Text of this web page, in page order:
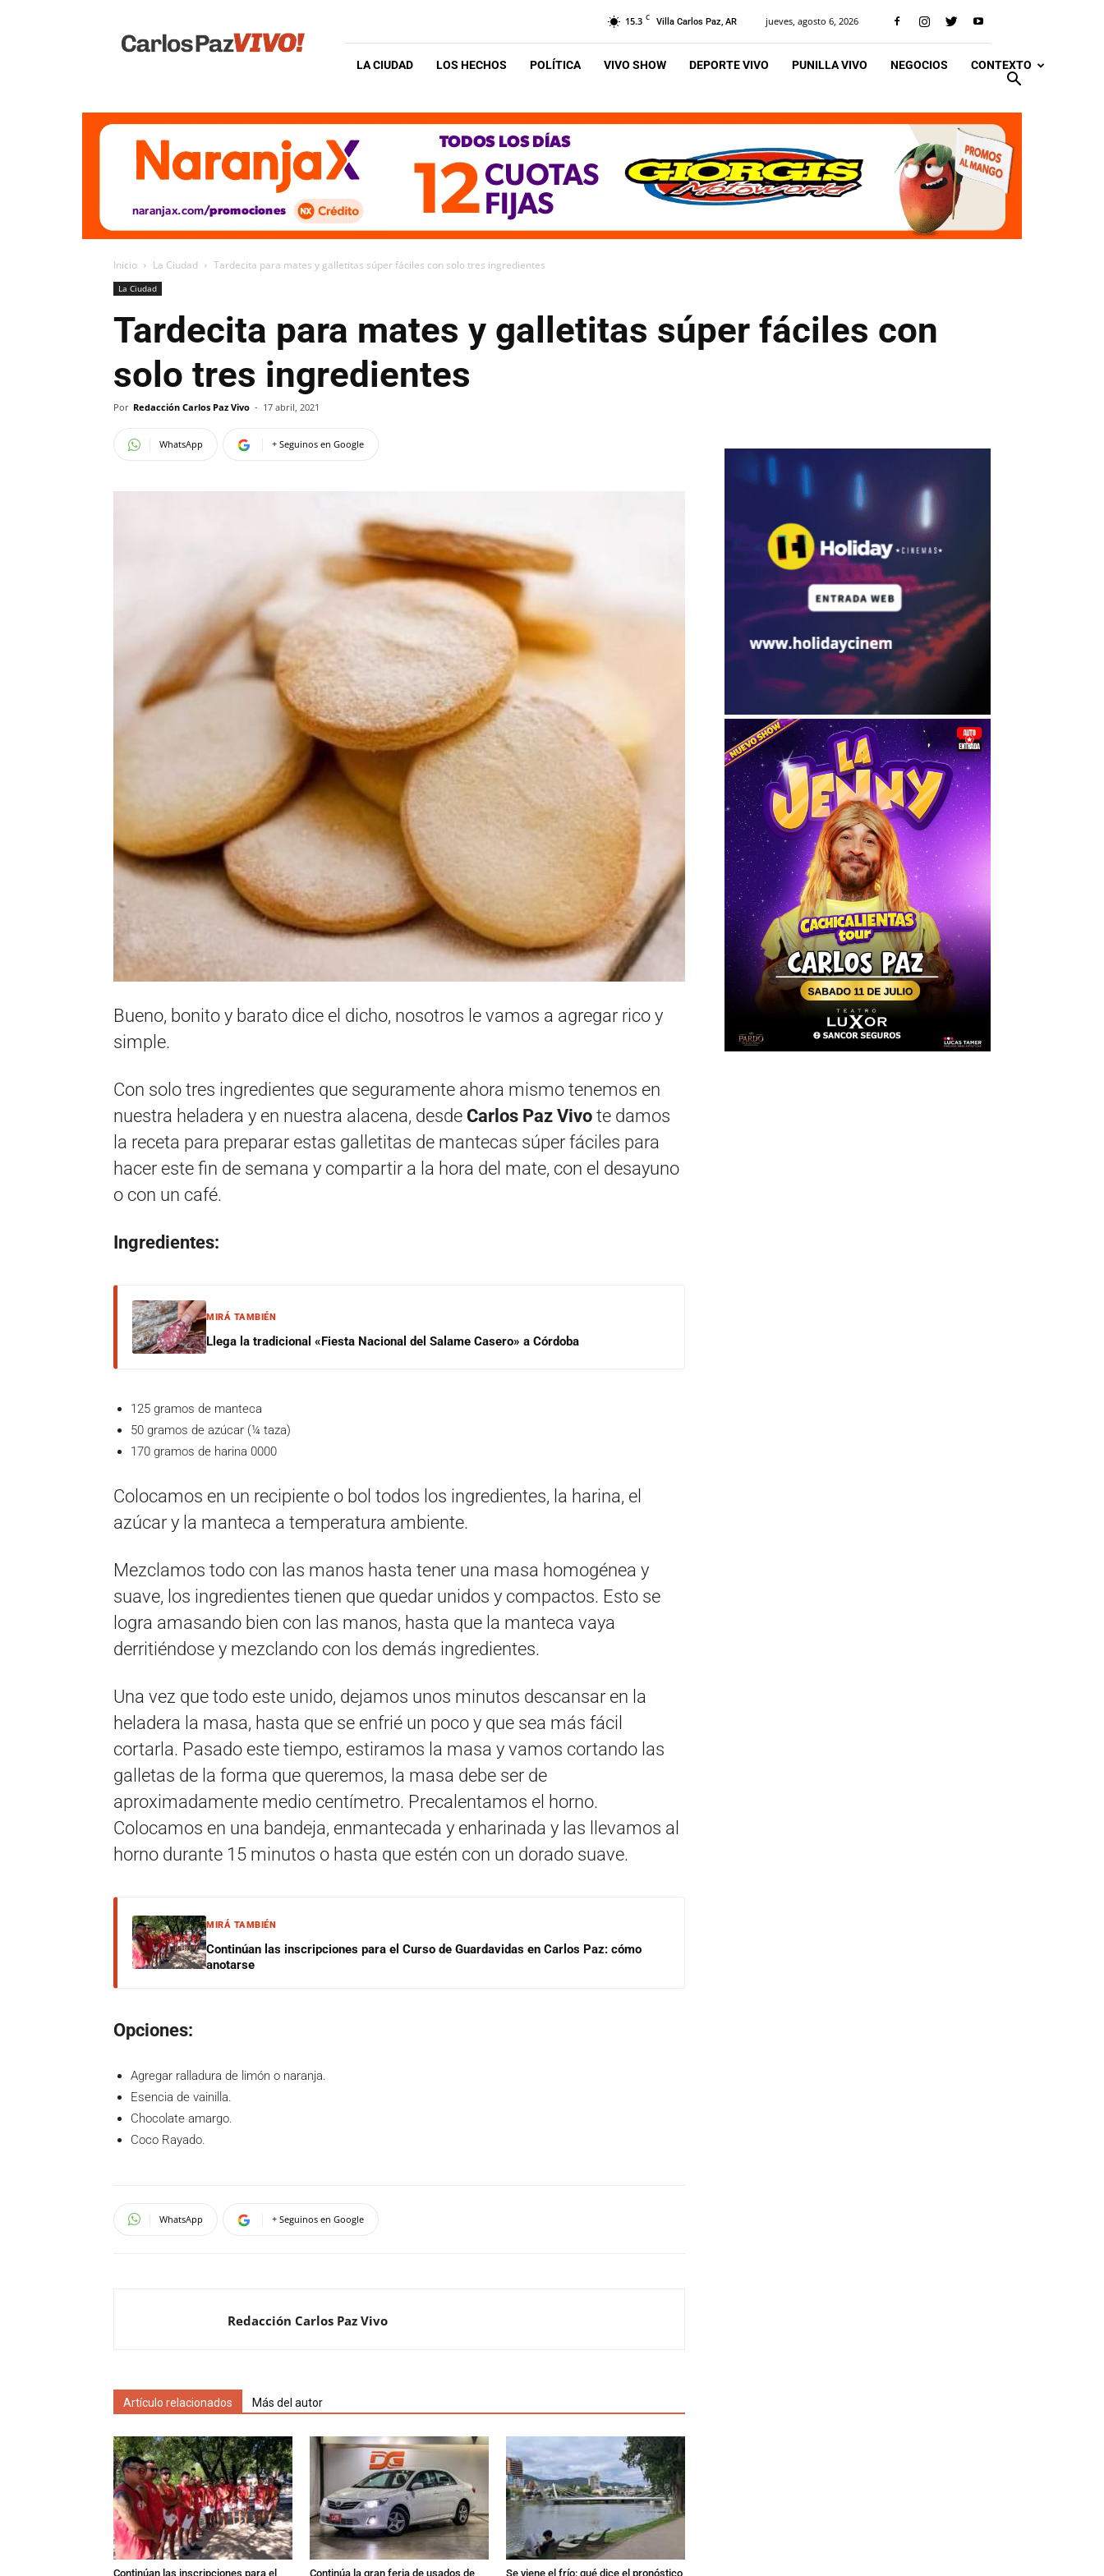
Vivo
15.3 C Villa Carlos Paz, AR jueves, agosto 6, 2026
LA CIUDAD LOS HECHOS POLÍTICA VIVO SHOW DEPORTE VIVO PUNILLA VIVO NEGOCIOS CONTEXTO
Inicio La Ciudad Tardecita para mates y galletitas súper fáciles con solo tres ingredientes
La Ciudad
Tardecita para mates y galletitas súper fáciles con
solo tres ingredientes
Por Redacción Carlos Paz Vivo - 17 abril, 2021
WhatsApp + Seguinos en Google
Bueno, bonito y barato dice el dicho, nosotros le vamos a agregar rico y
simple.
Con solo tres ingredientes que seguramente ahora mismo tenemos en
nuestra heladera y en nuestra alacena, desde Carlos Paz Vivo te damos
la receta para preparar estas galletitas de mantecas súper fáciles para
hacer este fin de semana y compartir a la hora del mate, con el desayuno
o con un café.
Ingredientes:
MIRÁ TAMBIÉN
Llega la tradicional «Fiesta Nacional del Salame Casero» a Córdoba
125 gramos de manteca
50 gramos de azúcar (¼ taza)
170 gramos de harina 0000
Colocamos en un recipiente o bol todos los ingredientes, la harina, el
azúcar y la manteca a temperatura ambiente.
Mezclamos todo con las manos hasta tener una masa homogénea y
suave, los ingredientes tienen que quedar unidos y compactos. Esto se
logra amasando bien con las manos, hasta que la manteca vaya
derritiéndose y mezclando con los demás ingredientes.
Una vez que todo este unido, dejamos unos minutos descansar en la
heladera la masa, hasta que se enfrié un poco y que sea más fácil
cortarla. Pasado este tiempo, estiramos la masa y vamos cortando las
galletas de la forma que queremos, la masa debe ser de
aproximadamente medio centímetro. Precalentamos el horno.
Colocamos en una bandeja, enmantecada y enharinada y las llevamos al
horno durante 15 minutos o hasta que estén con un dorado suave.
MIRÁ TAMBIÉN
Continúan las inscripciones para el Curso de Guardavidas en Carlos Paz: cómo
anotarse
Opciones:
Agregar ralladura de limón o naranja.
Esencia de vainilla.
Chocolate amargo.
Coco Rayado.
WhatsApp + Seguinos en Google
Redacción Carlos Paz Vivo
Artículo relacionados Más del autor
Continúan las inscripciones para el
Continúa la gran feria de usados de
Se viene el frío: qué dice el pronóstico